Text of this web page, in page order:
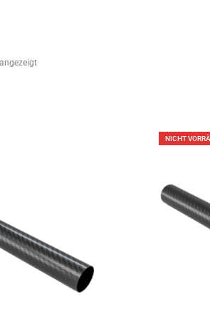
NICHT